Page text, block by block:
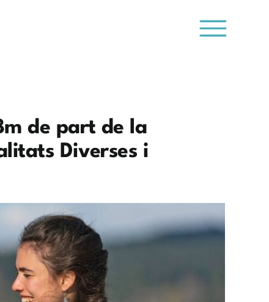
de part de la
Diverses i